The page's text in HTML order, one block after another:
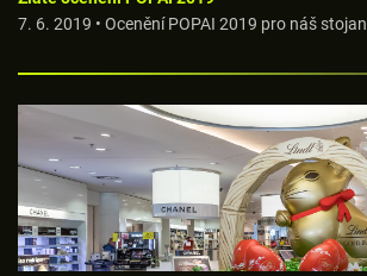
7. 6. 2019 • Ocenění POPAI 2019 pro náš stojan